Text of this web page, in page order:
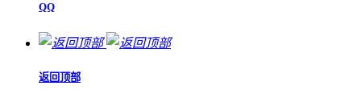
QQ
返回顶部